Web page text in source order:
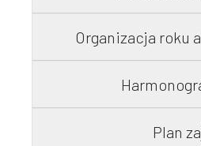
Organizacja roku
Plan
Sklep PŚk
Kontakt